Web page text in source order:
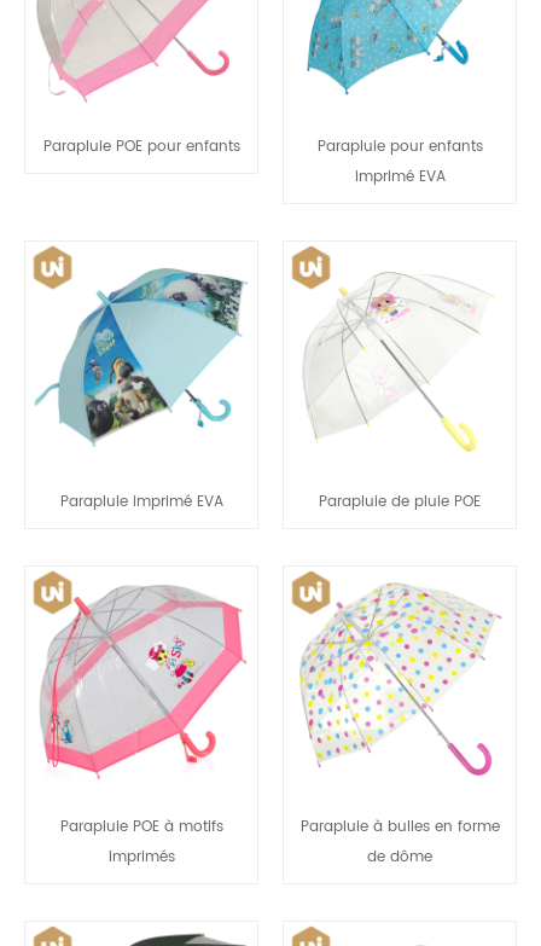
Parapluie POE pour enfants
Parapluie pour enfants
imprimé EVA
Parapluie imprimé EVA Parapluie de pluie POE
Parapluie POE à motifs
imprimés
Parapluie à bulles en forme
de dôme